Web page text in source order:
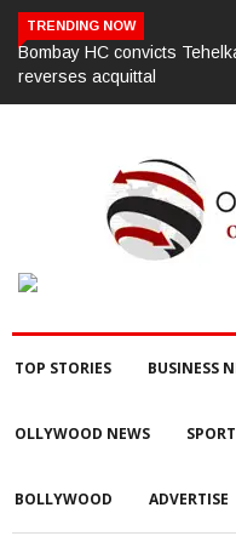
TRENDING NOW
ସାମ୍ବାଦିକ ଭବନରେ ମେଗା
ରକ୍ତଦାତାଙ୍କ ଭୂମିକା
TOP STORIES BUSINESS
OLLYWOOD NEWS
BOLLYWOOD ADVERTISE